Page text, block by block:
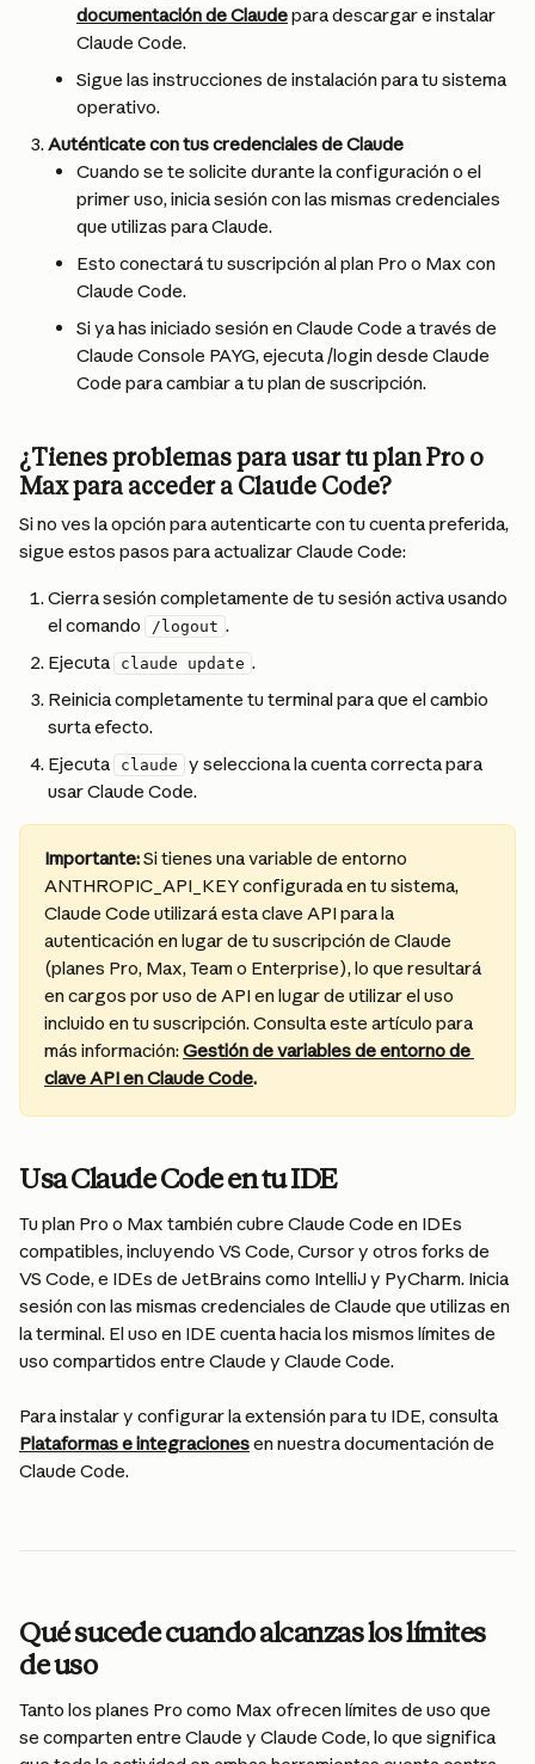
documentación de Claude para descargar e instalar
Claude Code.
Sigue las instrucciones de instalación para tu sistema
operativo.
Auténticate con tus credenciales de Claude
Cuando se te solicite durante la configuración o el
primer uso, inicia sesión con las mismas credenciales
que utilizas para Claude.
Esto conectará tu suscripción al plan Pro o Max con
Claude Code.
Si ya has iniciado sesión en Claude Code a través de
Claude Console PAYG, ejecuta /login desde Claude
Code para cambiar a tu plan de suscripción.
¿Tienes problemas para usar tu plan Pro o
Max para acceder a Claude Code?
Si no ves la opción para autenticarte con tu cuenta preferida,
sigue estos pasos para actualizar Claude Code:
Cierra sesión completamente de tu sesión activa usando
el comando
/logout .
Ejecuta
claude update .
Reinicia completamente tu terminal para que el cambio
surta efecto.
Ejecuta
claude
y selecciona la cuenta correcta para
usar Claude Code.
Importante: Si tienes una variable de entorno
ANTHROPIC_API_KEY configurada en tu sistema,
Claude Code utilizará esta clave API para la
autenticación en lugar de tu suscripción de Claude
(planes Pro, Max, Team o Enterprise), lo que resultará
en cargos por uso de API en lugar de utilizar el uso
incluido en tu suscripción. Consulta este artículo para
más información: Gestión de variables de entorno de
clave API en Claude Code.
Usa Claude Code en tu IDE
Tu plan Pro o Max también cubre Claude Code en IDEs
compatibles, incluyendo VS Code, Cursor y otros forks de
VS Code, e IDEs de JetBrains como IntelliJ y PyCharm. Inicia
sesión con las mismas credenciales de Claude que utilizas en
la terminal. El uso en IDE cuenta hacia los mismos límites de
uso compartidos entre Claude y Claude Code.
Para instalar y configurar la extensión para tu IDE, consulta
Plataformas e integraciones en nuestra documentación de
Claude Code.
Qué sucede cuando alcanzas los límites
de uso
Tanto los planes Pro como Max ofrecen límites de uso que
se comparten entre Claude y Claude Code, lo que significa